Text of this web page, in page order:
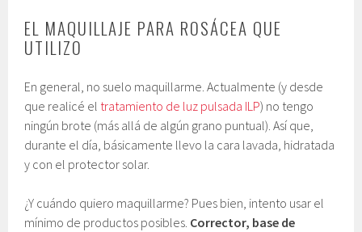
EL MAQUILLAJE PARA ROSÁCEA QUE
UTILIZO
En general, no suelo maquillarme. Actualmente (y desde
que realicé el tratamiento de luz pulsada ILP) no tengo
ningún brote (más allá de algún grano puntual). Así que,
durante el día, básicamente llevo la cara lavada, hidratada
y con el protector solar.
¿Y cuándo quiero maquillarme? Pues bien, intento usar el
mínimo de productos posibles. Corrector, base de